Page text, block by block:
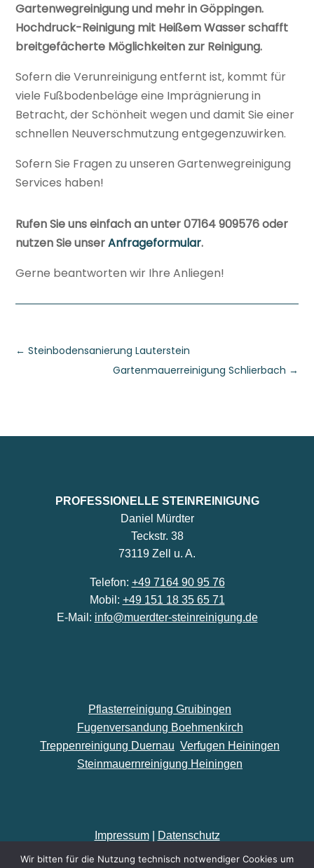
Gartenwegreinigung und mehr in Göppingen.
Hochdruck-Reinigung mit Heißem Wasser schafft
breitgefächerte Möglichkeiten zur Reinigung.
Sofern die Verunreinigung entfernt ist, kommt für
viele Fußbodenbeläge eine Imprägnierung in
Betracht, der Schönheit wegen und damit Sie einer
schnellen Neuverschmutzung entgegenzuwirken.
Sofern Sie Fragen zu unseren Gartenwegreinigung
Services haben!
Rufen Sie uns einfach an unter 07164 909576 oder
nutzen Sie unserAnfrageformular.
Gerne beantworten wir Ihre Anliegen!
←Steinbodensanierung Lauterstein
Gartenmauerreinigung Schlierbach →
PROFESSIONELLE STEINREINIGUNG
Daniel Mürdter
Teckstr. 38
73119 Zell u. A.
Telefon: +49 7164 90 95 76
Mobil: +49 151 18 35 65 71
E-Mail: info@muerdter-steinreinigung.de
Pflasterreinigung Gruibingen
Fugenversandung Boehmenkirch
Treppenreinigung Duernau Verfugen Heiningen
Steinmauernreinigung Heiningen
Impressum| Datenschutz
Made by kaelberer-online.de
Wir bitten für die Nutzung technisch notwendiger Cookies um